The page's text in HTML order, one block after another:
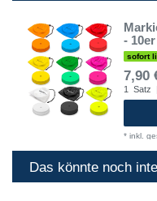
-
sofort
7,90
1 Satz
* inkl.
Das könnte noch